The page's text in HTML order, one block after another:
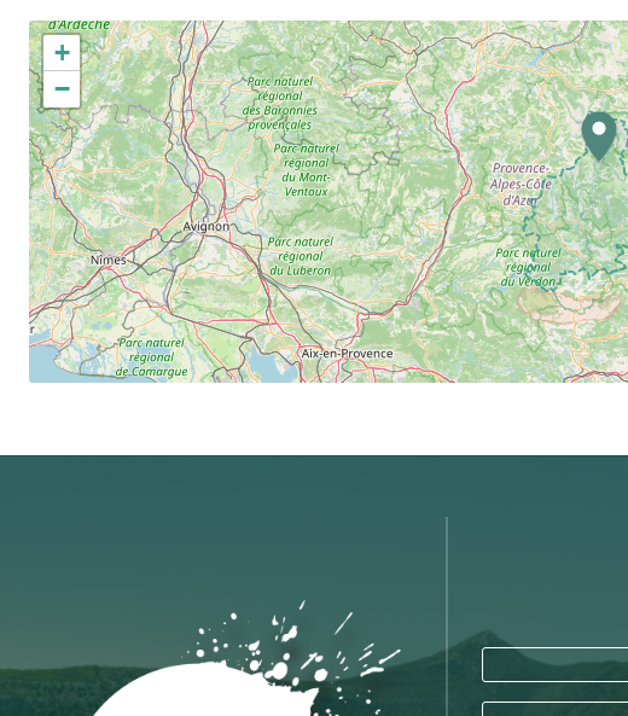
+
−